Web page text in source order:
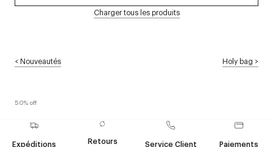
Charger tous les produits
<Nouveautés Holy bag >
50% off
Expéditions
Retours
Service Client
Paiements